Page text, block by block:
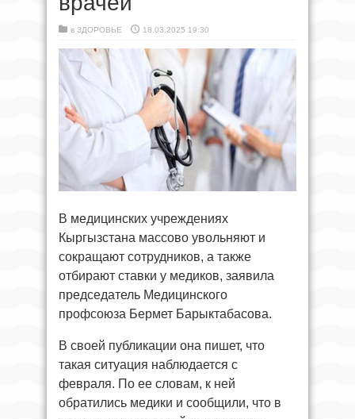
в ЗДОРОВЬЕ 18.03.2025 19:30
В медицинских учреждениях
Кыргызстана массово увольняют и
сокращают сотрудников, а также
отбирают ставки у медиков, заявила
председатель Медицинского
профсоюза Бермет Барыктабасова.
В своей публикации она пишет, что
такая ситуация наблюдается с
февраля. По ее словам, к ней
обратились медики и сообщили, что в